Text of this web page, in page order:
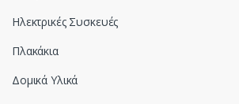
Ηλεκτρικές Συσκευές
Πλακάκια
Δομικά Υλικά